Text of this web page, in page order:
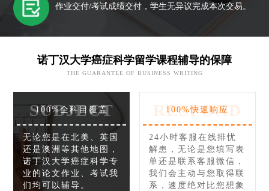
作业交付/考试成绩交付，学生无异议完成本次交易。
诺丁汉大学癌症科学留学课程辅导的保障
THE GUARANTEE OF BUSINESS WRITING
SUBJECT
100%全科目覆盖
无论您是在北美、英国
还是澳洲等其他地图，
诺丁汉大学癌症科学专
业的论文作业、考试我
们均可以辅导。
RESPOND
100%快速响应
24小时客服在线排忧
解患，无论是您填写表
单还是联系客服微信，
我们会主动与您取得联
系，速度绝对比您想象